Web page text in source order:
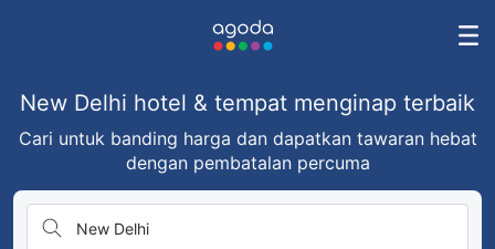
New Delhi hotel & tempat menginap terbaik
Cari untuk banding harga dan dapatkan tawaran hebat
dengan pembatalan percuma
New Delhi